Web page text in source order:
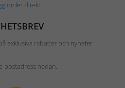
order direkt
exklusiva rabatter och nyheter.
postadress nedan.